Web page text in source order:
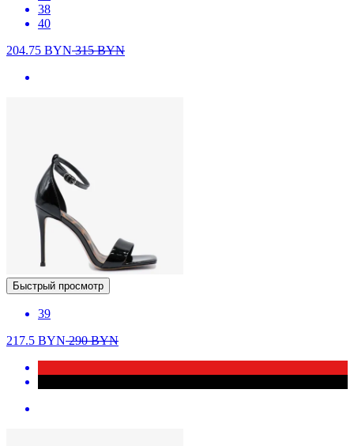
38
40
204.75 BYN315BYN
Быстрый просмотр
39
217.5 BYN290BYN